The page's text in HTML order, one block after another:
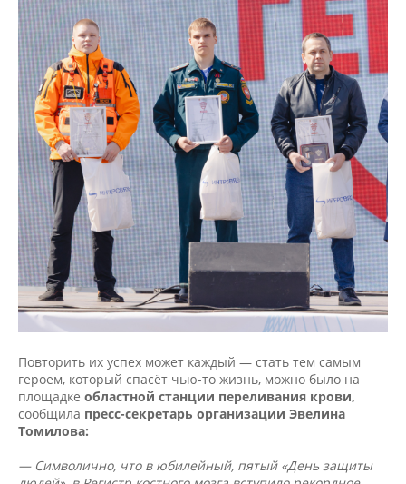
Повторить их успех может каждый — стать тем самым
героем, который спасёт чью-то жизнь, можно было на
площадке областной станции переливания крови,
сообщила пресс-секретарь организации Эвелина
Томилова:
— Символично, что в юбилейный, пятый «День защиты